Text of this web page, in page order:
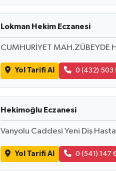
Lokman Hekim Eczanesi
CUMHURİYET MAH.ZÜBEYDE
Yol Tarifi Al 0 (432) 503
Hekimoğlu Eczanesi
Vanyolu Caddesi Yeni Diş
Yol Tarifi Al 0 (541) 147